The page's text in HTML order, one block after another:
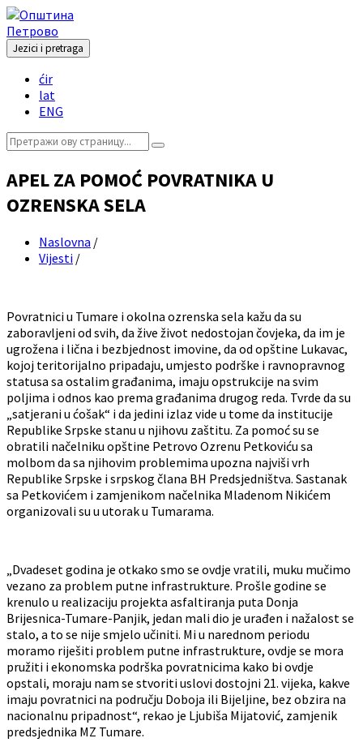
Skip
to
content
Skip
to
left
sidebar
Skip
to
right
sidebar
Skip
to
footer
Jezici i pretraga
Choose
language:
ćir
lat
ENG
Search:
APEL ZA POMOĆ POVRATNIKA U
OZRENSKA SELA
Naslovna /
Vijesti /
Povratnici u Tumare i okolna ozrenska sela kažu da su
zaboravljeni od svih, da žive život nedostojan čovjeka, da im je
ugrožena i lična i bezbjednost imovine, da od opštine Lukavac,
kojoj teritorijalno pripadaju, umjesto podrške i ravnopravnog
statusa sa ostalim građanima, imaju opstrukcije na svim
poljima i odnos kao prema građanima drugog reda. Tvrde da su
„satjerani u ćošak“ i da jedini izlaz vide u tome da institucije
Republike Srpske stanu u njihovu zaštitu. Za pomoć su se
obratili načelniku opštine Petrovo Ozrenu Petkoviću sa
molbom da sa njihovim problemima upozna najviši vrh
Republike Srpske i srpskog člana BH Predsjedništva. Sastanak
sa Petkovićem i zamjenikom načelnika Mladenom Nikićem
organizovali su u utorak u Tumarama.
„Dvadeset godina je otkako smo se ovdje vratili, muku mučimo
vezano za problem putne infrastrukture. Prošle godine se
krenulo u realizaciju projekta asfaltiranja puta Donja
Brijesnica-Tumare-Panjik, jedan mali dio je urađen i nažalost se
stalo, a to se nije smjelo učiniti. Mi u narednom periodu
moramo riješiti problem putne infrastrukture, ovdje se mora
pružiti i ekonomska podrška povratnicima kako bi ovdje
opstali, moraju nam se stvoriti uslovi dostojni 21. vijeka, kakve
imaju povratnici na području Doboja ili Bijeljine, bez obzira na
nacionalnu pripadnost“, rekao je Ljubiša Mijatović, zamjenik
predsjednika MZ Tumare.